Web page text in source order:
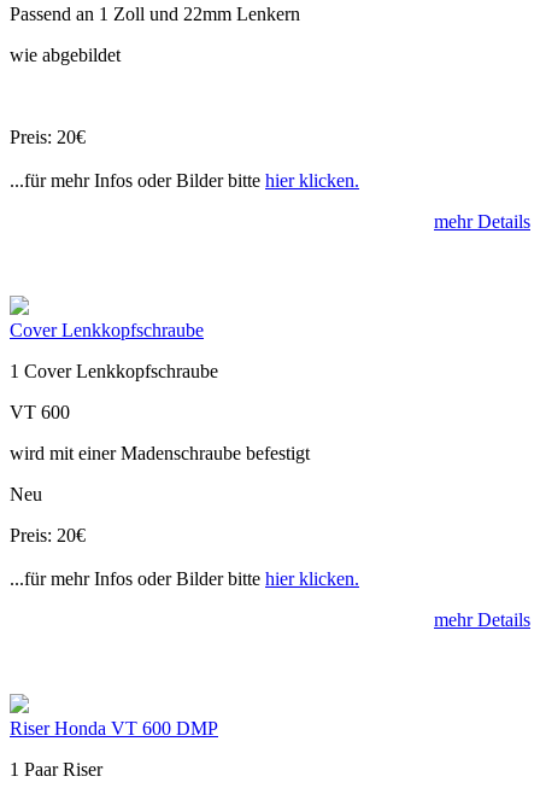
Passend an 1 Zoll und 22mm Lenkern
wie abgebildet
Preis: 20€
...für mehr Infos oder Bilder bitte hier klicken.
mehr Details
Cover Lenkkopfschraube
1 Cover Lenkkopfschraube
VT 600
wird mit einer Madenschraube befestigt
Neu
Preis: 20€
...für mehr Infos oder Bilder bitte hier klicken.
mehr Details
Riser Honda VT 600 DMP
1 Paar Riser